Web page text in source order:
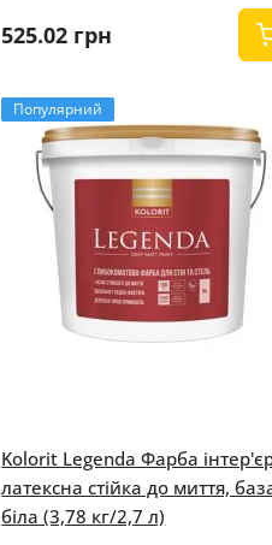
525.02 грн
Популярний
Kolorit Legenda Фарба
латексна стійка до миття,
біла (3,78 кг/2,7 л)